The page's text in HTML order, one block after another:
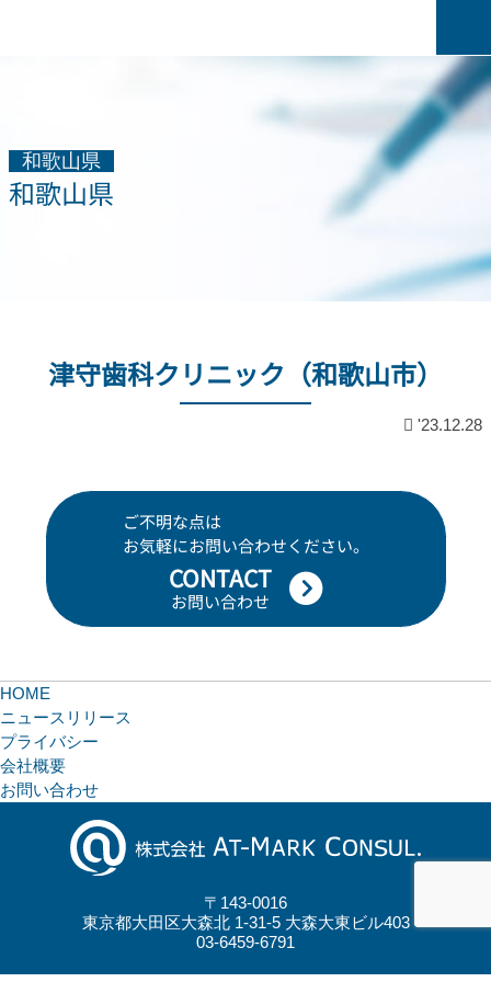
和歌山県
和歌山県
津守歯科クリニック（和歌山市）
'23.12.28
ご不明な点は
お気軽にお問い合わせください。
CONTACT
お問い合わせ
HOME
ニュースリリース
プライバシー
会社概要
お問い合わせ
〒143-0016
東京都大田区大森北 1-31-5 大森大東ビル403
03-6459-6791